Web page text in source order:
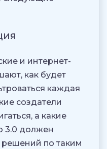
и интернет-
как будет
каждая
создатели
а какие
3.0 должен
по таким